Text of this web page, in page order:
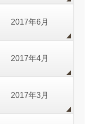
2017年6月
2017年4月
2017年3月